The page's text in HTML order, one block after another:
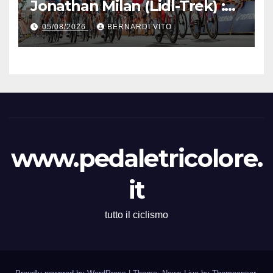
Jonathan Milan (Lidl-Trek) :
Vince la terza tappa di
seguito e in maglia gialla
all’83° Giro di Polonia
05/08/2026 BERNARDI VITO
www.pedaletricolore.
it
tutto il ciclismo